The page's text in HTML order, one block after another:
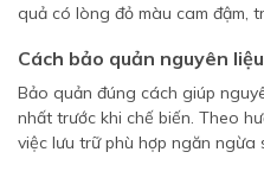
quả có lòng đỏ màu cam đậm,
Cách bảo quản nguyên
Bảo quản đúng cách giúp
nhất trước khi chế biến. Theo
việc lưu trữ phù hợp ngăn ngừa